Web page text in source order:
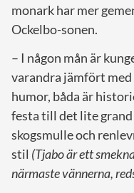
monark har mer
Ockelbo-sonen.
– I någon mån är
varandra jämfört
humor, båda är
festa till det lite grand
skogsmulle och
stil (Tjabo är ett
närmaste vännerna,